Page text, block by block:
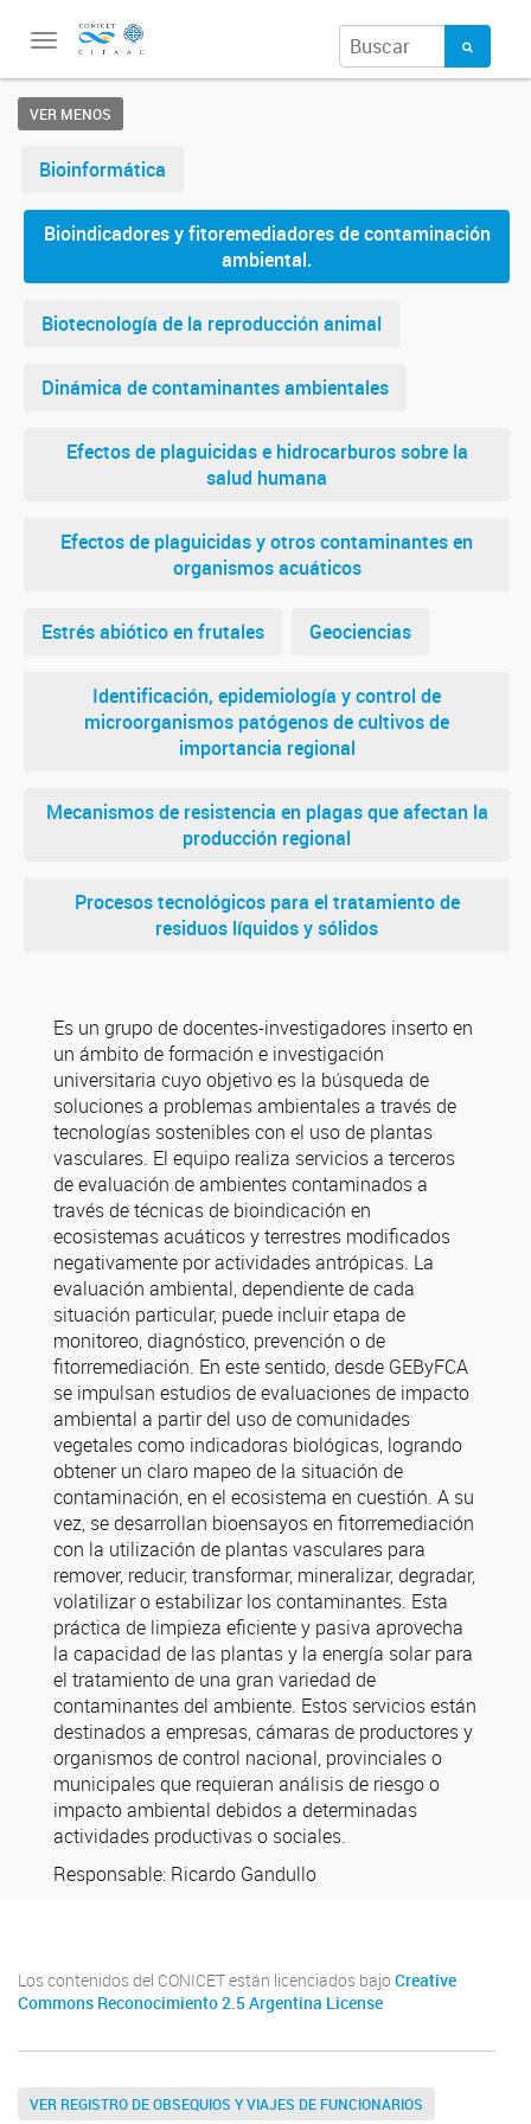
Toggle
VER MENOS
Bioinformática
Bioindicadores y fitoremediadores de contaminación
ambiental.
Biotecnología de la reproducción animal
Dinámica de contaminantes ambientales
Efectos de plaguicidas e hidrocarburos sobre la
salud humana
Efectos de plaguicidas y otros contaminantes en
organismos acuáticos
Estrés abiótico en frutales Geociencias
Identificación, epidemiología y control de
microorganismos patógenos de cultivos de
importancia regional
Mecanismos de resistencia en plagas que afectan la
producción regional
Procesos tecnológicos para el tratamiento de
residuos líquidos y sólidos
Es un grupo de docentes-investigadores inserto en
un ámbito de formación e investigación
universitaria cuyo objetivo es la búsqueda de
soluciones a problemas ambientales a través de
tecnologías sostenibles con el uso de plantas
vasculares. El equipo realiza servicios a terceros
de evaluación de ambientes contaminados a
través de técnicas de bioindicación en
ecosistemas acuáticos y terrestres modificados
negativamente por actividades antrópicas. La
evaluación ambiental, dependiente de cada
situación particular, puede incluir etapa de
monitoreo, diagnóstico, prevención o de
fitorremediación. En este sentido, desde GEByFCA
se impulsan estudios de evaluaciones de impacto
ambiental a partir del uso de comunidades
vegetales como indicadoras biológicas, logrando
obtener un claro mapeo de la situación de
contaminación, en el ecosistema en cuestión. A su
vez, se desarrollan bioensayos en fitorremediación
con la utilización de plantas vasculares para
remover, reducir, transformar, mineralizar, degradar,
volatilizar o estabilizar los contaminantes. Esta
práctica de limpieza eficiente y pasiva aprovecha
la capacidad de las plantas y la energía solar para
el tratamiento de una gran variedad de
contaminantes del ambiente. Estos servicios están
destinados a empresas, cámaras de productores y
organismos de control nacional, provinciales o
municipales que requieran análisis de riesgo o
impacto ambiental debidos a determinadas
actividades productivas o sociales.
Responsable: Ricardo Gandullo
Los contenidos del CONICET están licenciados bajo Creative
Commons Reconocimiento 2.5 Argentina License
VER REGISTRO DE OBSEQUIOS Y VIAJES DE FUNCIONARIOS